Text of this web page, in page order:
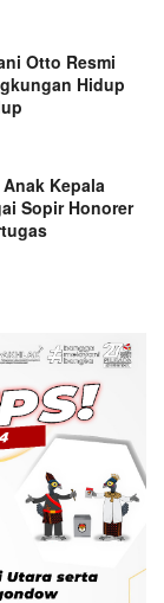
Otto Resmi
Hidup
Kepala
Sopir Honorer